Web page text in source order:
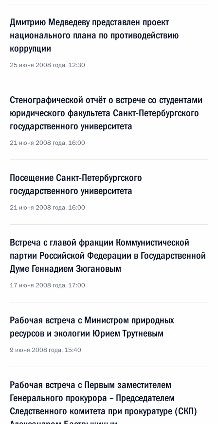
Дмитрию Медведеву представлен проект
национального плана по противодействию
коррупции
25 июня 2008 года, 12:30
Стенографической отчёт о встрече со студентами
юридического факультета Санкт-Петербургского
государственного университета
21 июня 2008 года, 16:00
Посещение Санкт-Петербургского
государственного университета
21 июня 2008 года, 16:00
Встреча с главой фракции Коммунистической
партии Российской Федерации в Государственной
Думе Геннадием Зюгановым
17 июня 2008 года, 17:00
Рабочая встреча с Министром природных
ресурсов и экологии Юрием Трутневым
9 июня 2008 года, 15:40
Рабочая встреча с Первым заместителем
Генерального прокурора – Председателем
Следственного комитета при прокуратуре (СКП)